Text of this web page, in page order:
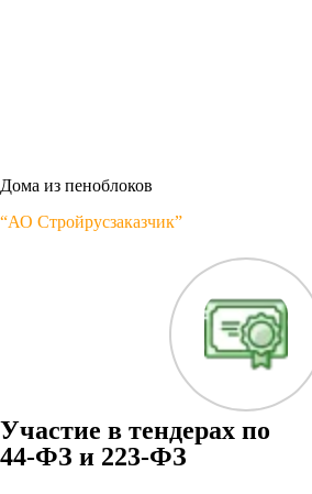
Дома из пеноблоков
“АО Стройрусзаказчик”
Участие в тендерах по
44-ФЗ и 223-ФЗ